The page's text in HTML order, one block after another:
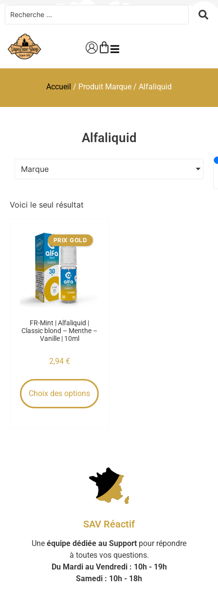
Accueil / Produit Marque / Alfaliquid
Alfaliquid
Marque
Voici le seul résultat
PRIX GOLD
FR-Mint | Alfaliquid |
Classic blond – Menthe –
Vanille | 10ml
2,94 €
Choix des options
SAV Réactif
Une équipe dédiée au Support pour répondre
à toutes vos questions.
Du Mardi au Vendredi : 10h - 19h
Samedi : 10h - 18h